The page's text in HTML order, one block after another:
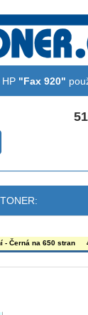
"Fax 920"
- Černá na 650 stran